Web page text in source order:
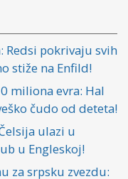
Redsi pokrivaju svih
stiže na Enfild!
miliona evra: Hal
čudo od deteta!
ulazi u
u Engleskoj!
za srpsku zvezdu: